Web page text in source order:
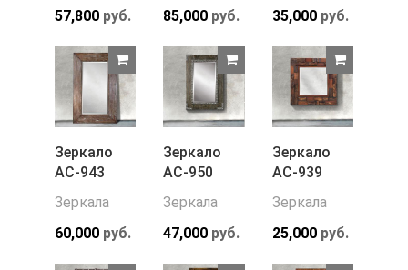
57,800 руб.
85,000 руб.
35,000руб.
Зеркало
АС-943
Зеркала
60,000 руб.
Зеркало
АС-950
Зеркала
47,000 руб.
Зеркало
АС-939
Зеркала
25,000руб.